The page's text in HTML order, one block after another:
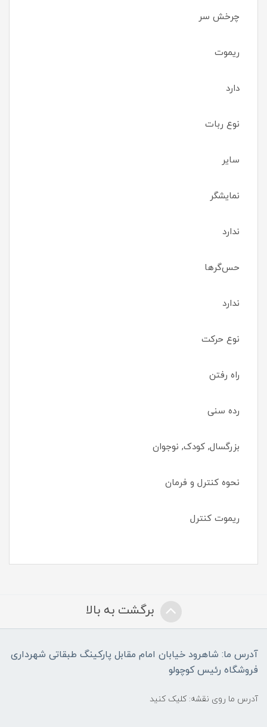
چرخش سر
ریموت
دارد
نوع ربات
سایر
نمایشگر
ندارد
حس‌گرها
ندارد
نوع حرکت
راه رفتن
رده سنی
بزرگسال, کودک, نوجوان
نحوه کنترل و فرمان
ریموت کنترل
برگشت به بالا
آدرس ما: شاهرود خیابان امام مقابل پارکینگ طبقاتی شهرداری
فروشگاه رئیس کوچولو
آدرس ما روی نقشه: کلیک کنید